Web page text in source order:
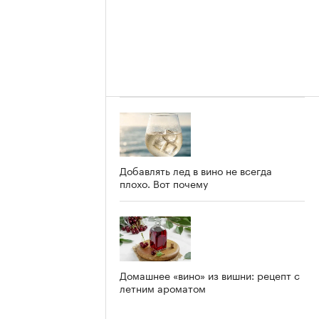
Добавлять лед в вино не всегда
плохо. Вот почему
Домашнее «вино» из вишни: рецепт с
летним ароматом